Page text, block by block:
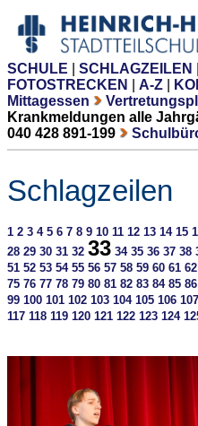
SCHULE SCHLAGZEILEN
FOTOSTRECKEN
A-Z
Mittagessen
Krankmeldungen alle
040 428 891-199
Schlagzeilen
1 2 3 4 5 6 7 8 9 10 11 12 13 14 15
28 29 30 31 32 33 34 35 36 37 38
51 52 53 54 55 56 57 58 59 60 61 62
75 76 77 78 79 80 81 82 83 84 85 86
99 100 101 102 103 104 105 106 107
117 118 119 120 121 122 123 124